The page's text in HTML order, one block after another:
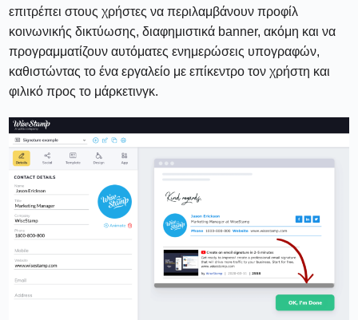
επιτρέπει στους χρήστες να περιλαμβάνουν προφίλ
κοινωνικής δικτύωσης, διαφημιστικά banner, ακόμη και να
προγραμματίζουν αυτόματες ενημερώσεις υπογραφών,
καθιστώντας το ένα εργαλείο με επίκεντρο τον χρήστη και
φιλικό προς το μάρκετινγκ.